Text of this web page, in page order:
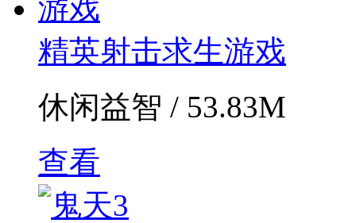
精英射击求生游戏
休闲益智 / 53.83M
查看